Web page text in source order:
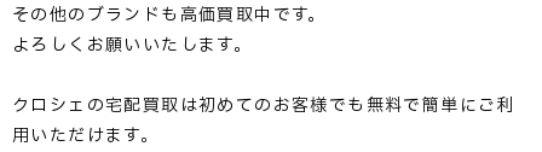
その他のブランドも高価買取中です。
よろしくお願いいたします。
クロシェの宅配買取は初めてのお客様でも無料で簡単にご利
用いただけます。